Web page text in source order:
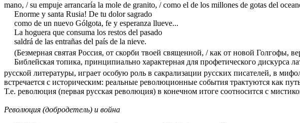
mano, / su empuje arrancaría la mole de granito, / como el de los millones de gotas del
Enorme y santa Rusia! De tu dolor sagrado
como de un nuevo Gólgota, fe y esperanza llueve...
La hoguera que consuma los restos del pasado
saldrá de las entrañas del país de la nieve.
(Безмерная святая Россия, от скорби твоей священной, / как от новой
Библейская топика, принципиально характерная для профетического дискурса
русской литературы, играет особую роль в сакрализации русских писателей, в
встречается с историческим: реальные революционные события трактуются как
Т.е. революция (первая русская революция) в конечном итоге соотносится с
Революция (добродетель) и война